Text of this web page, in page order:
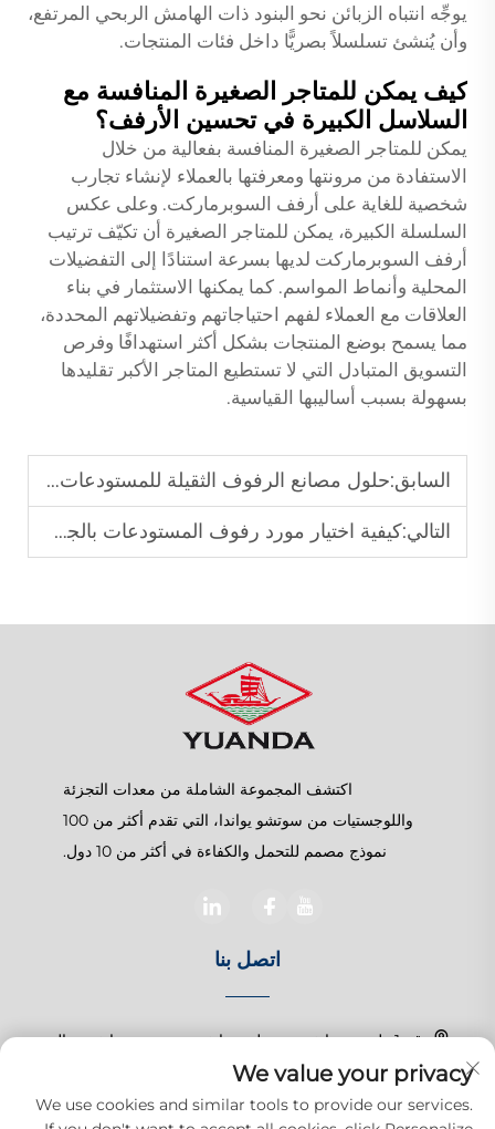
يوجِّه انتباه الزبائن نحو البنود ذات الهامش الربحي المرتفع،
وأن يُنشئ تسلسلاً بصريًّا داخل فئات المنتجات.
كيف يمكن للمتاجر الصغيرة المنافسة مع
السلاسل الكبيرة في تحسين الأرفف؟
يمكن للمتاجر الصغيرة المنافسة بفعالية من خلال
الاستفادة من مرونتها ومعرفتها بالعملاء لإنشاء تجارب
شخصية للغاية على أرفف السوبرماركت. وعلى عكس
السلسلة الكبيرة، يمكن للمتاجر الصغيرة أن تكيّف ترتيب
أرفف السوبرماركت لديها بسرعة استنادًا إلى التفضيلات
المحلية وأنماط المواسم. كما يمكنها الاستثمار في بناء
العلاقات مع العملاء لفهم احتياجاتهم وتفضيلاتهم المحددة،
مما يسمح بوضع المنتجات بشكل أكثر استهدافًا وفرص
التسويق المتبادل التي لا تستطيع المتاجر الأكبر تقليدها
بسهولة بسبب أساليبها القياسية.
السابق:حلول مصانع الرفوف الثقيلة للمستودعات لمراكز اللوجستيات
التالي:كيفية اختيار مورد رفوف المستودعات بالجملة من أجل القابلية للتوسع
اكتشف المجموعة الشاملة من معدات التجزئة
واللوجستيات من سوتشو يواندا، التي تقدم أكثر من 100
نموذج مصمم للتحمل والكفاءة في أكثر من 10 دول.
اتصل بنا
رقم 1 طريق تشانغتشون، بلدة شانغهو، سوزهو، جيانغسو، الصين
+86-15150179453
We value your privacy
We use cookies and similar tools to provide our services.